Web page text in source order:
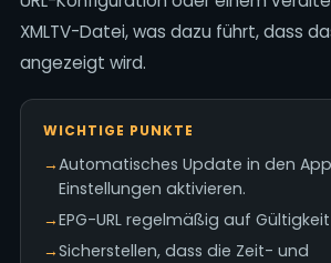
XMLTV-Datei, was dazu führt, dass
angezeigt wird.
WICHTIGE PUNKTE
→Automatisches Update in den
Einstellungen aktivieren.
→EPG-URL regelmäßig auf
→Sicherstellen, dass die Zeit- und